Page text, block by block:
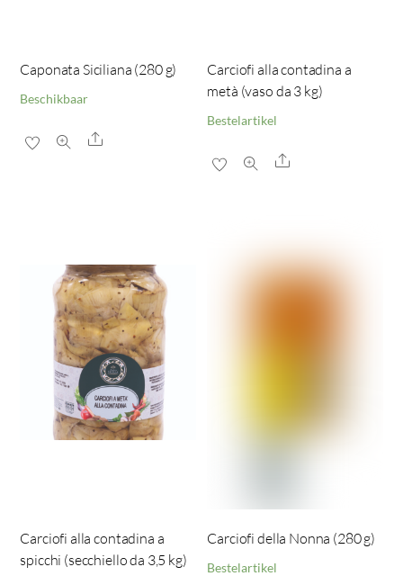
Caponata Siciliana (280 g)
Beschikbaar
Share
Carciofi alla contadina a
metà (vaso da 3 kg)
Bestelartikel
Share
Carciofi alla contadina a
spicchi (secchiello da 3,5 kg)
Carciofi della Nonna (280 g)
Bestelartikel